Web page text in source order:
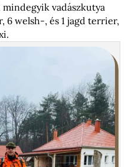
vadászkutya
6 welsh-, és 1 jagd terrier,